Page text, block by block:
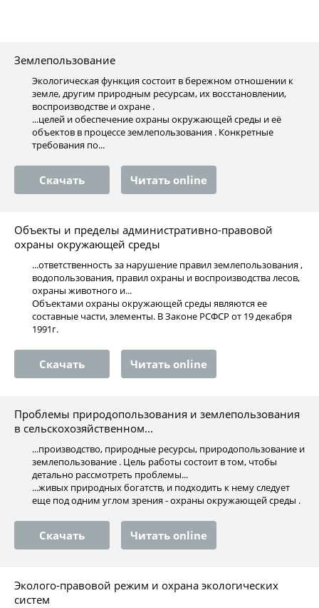
Землепользование
Экологическая функция состоит в бережном отношении к
земле, другим природным ресурсам, их восстановлении,
воспроизводстве и охране .
...целей и обеспечение охраны окружающей среды и её
объектов в процессе землепользования . Конкретные
требования по...
Скачать Читать online
Объекты и пределы административно-правовой
охраны окружающей среды
...ответственность за нарушение правил землепользования ,
водопользования, правил охраны и воспроизводства лесов,
охраны животного и...
Объектами охраны окружающей среды являются ее
составные части, элементы. В Законе РСФСР от 19 декабря
1991г.
Скачать Читать online
Проблемы природопользования и землепользования
в сельскохозяйственном...
...производство, природные ресурсы, природопользование и
землепользование . Цель работы состоит в том, чтобы
детально рассмотреть проблемы...
...живых природных богатств, и подходить к нему следует
еще под одним углом зрения - охраны окружающей среды .
Скачать Читать online
Эколого-правовой режим и охрана экологических
систем